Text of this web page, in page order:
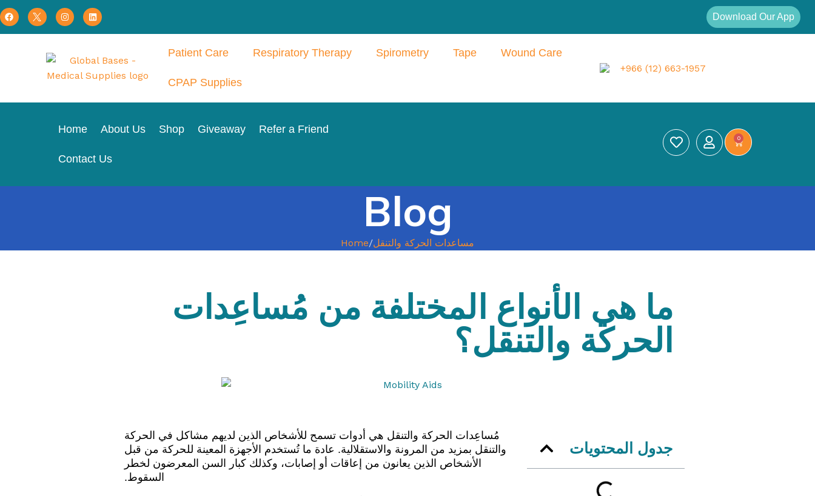
Download Our App
Patient Care Respiratory Therapy Spirometry Tape Wound Care
CPAP Supplies
+966 (12) 663-1957
Home About Us Shop Giveaway Refer a Friend
Contact Us
0
Blog
Home مساعدات الحركة والتنقل
ما هي الأنواع المختلفة من مُساعِدات
الحركة والتنقل؟
جدول المحتويات
مُساعِدات الحركة والتنقل هي أدوات تسمح للأشخاص الذين لديهم مشاكل في الحركة
والتنقل بمزيد من المرونة والاستقلالية. عادة ما تُستخدم الأجهزة المعينة للحركة من قبل
الأشخاص الذين يعانون من إعاقات أو إصابات، وكذلك كبار السن المعرضون لخطر
السقوط.